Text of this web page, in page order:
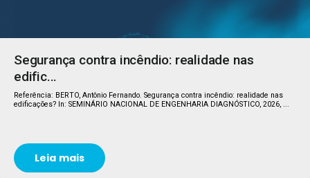
Segurança contra incêndio: realidade nas
edific...
Referência: BERTO, Antônio Fernando. Segurança contra incêndio: realidade nas
edificações? In: SEMINÁRIO NACIONAL DE ENGENHARIA DIAGNÓSTICO, 2026, ...
Leia mais